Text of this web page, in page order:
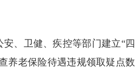
、卫健、疾控等部门建立“四
养老保险待遇违规领取疑点数